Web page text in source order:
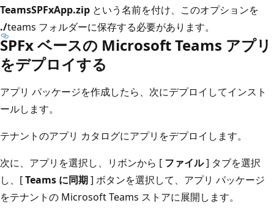
TeamsSPFxApp.zip という名前を付け、このオプションを
./teams フォルダーに保存する必要があります。
SPFx ベースの Microsoft Teams アプリ
をデプロイする
アプリ パッケージを作成したら、次にデプロイしてインスト
ールします。
テナントのアプリ カタログにアプリをデプロイします。
次に、アプリを選択し、リボンから [ ファイル] タブを選択
し、[Teams に同期] ボタンを選択して、アプリ パッケージ
をテナントの Microsoft Teams ストアに展開します。